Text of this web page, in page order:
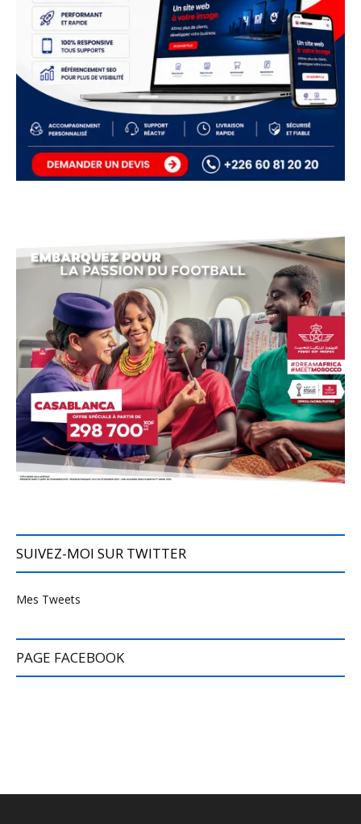
SUIVEZ-MOI SUR TWITTER
Mes Tweets
PAGE FACEBOOK